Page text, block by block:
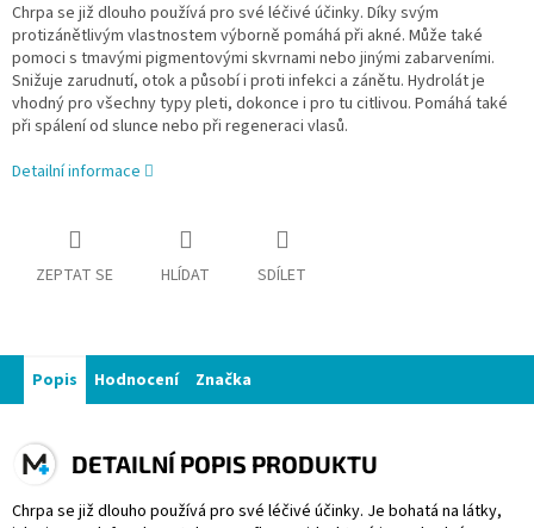
Chrpa se již dlouho používá pro své léčivé účinky. Díky svým
protizánětlivým vlastnostem výborně pomáhá při akné. Může také
pomoci s tmavými pigmentovými skvrnami nebo jinými zabarveními.
Snižuje zarudnutí, otok a působí i proti infekci a zánětu. Hydrolát je
vhodný pro všechny typy pleti, dokonce i pro tu citlivou. Pomáhá také
při spálení od slunce nebo při regeneraci vlasů.
Detailní informace
ZEPTAT SE HLÍDAT SDÍLET
Popis Hodnocení Značka
DETAILNÍ POPIS PRODUKTU
Chrpa se již dlouho používá pro své léčivé účinky. Je bohatá na látky,